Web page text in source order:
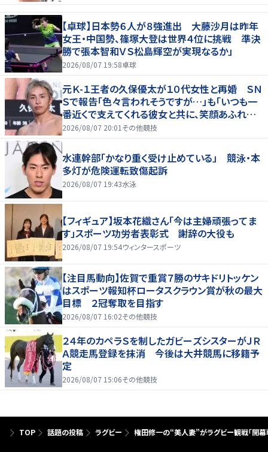
【卓球】日本勢６人が８強進出 大藤沙月は昨年
女王・中国勢、篠塚大登は世界４位に挑戦 準決
勝で張本智和ＶＳ松島輝空が実現なるか」
2026/08/07 19:58卓球
元Ｋ-１王者の久保優太が１０代女性と再婚 ＳＮ
Ｓで報告「色々言われそうですが…」も「いつも一
番近くで支えてくれる彼女と共に、笑顔あふれる
家庭を築いていきたい」
2026/08/07 20:01 その他競技
水連幹部「かなり重く受け止めている」 競泳・本
多灯が危険運転致傷起訴
2026/08/07 19:43水泳
【フィギュア】坂本花織さん「今は主婦頑張ってま
す」スポーツ功労者表彰式 謝辞の大役も
2026/08/07 19:54ウィンタースポーツ
【注目馬動向】佐賀で重賞７勝のサキドリトッケン
はスポーツ報知杯ロータスクラウン賞が秋の最大
目標 ２冠奪取を目指す
2026/08/07 16:02その他競技
２４年のカペラＳを制したガビーズシスターがＪＲ
Ａ競走馬登録を抹消 今後は大井競馬に移籍予
定
2026/08/07 15:06その他競技
TOP 話題の投稿 ラグビー 権田修一の“美人妻”がラグビー観戦「開幕